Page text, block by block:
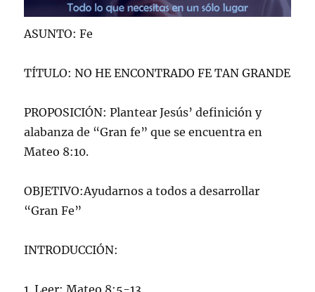
ASUNTO: Fe
TÍTULO: NO HE ENCONTRADO FE TAN GRANDE
PROPOSICIÓN: Plantear Jesús’ definición y
alabanza de “Gran fe” que se encuentra en
Mateo 8:10.
OBJETIVO:Ayudarnos a todos a desarrollar
“Gran Fe”
INTRODUCCIÓN:
1. Leer: Mateo 8:5-13.